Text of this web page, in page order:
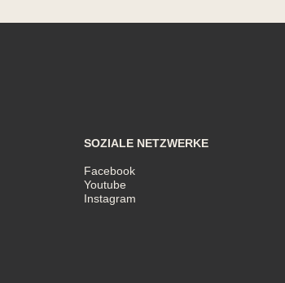
SOZIALE NETZWERKE
Facebook
Youtube
Instagram